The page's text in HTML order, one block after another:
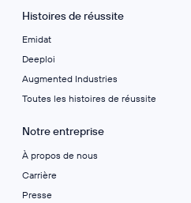
Histoires de réussite
Emidat
Deeploi
Augmented Industries
Toutes les histoires de réussite
Notre entreprise
À propos de nous
Carrière
Presse